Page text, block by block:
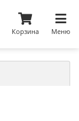
Корзина Меню